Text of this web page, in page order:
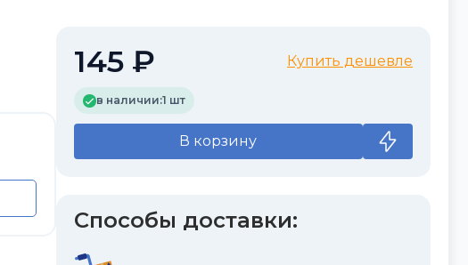
145 ₽ Купить дешевле
в наличии:1 шт
В корзину
Способы доставки: